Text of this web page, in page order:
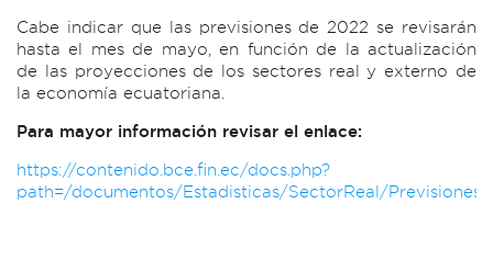
Cabe indicar que las previsiones de 2022 se revisarán
hasta el mes de mayo, en función de la actualización
de las proyecciones de los sectores real y externo de
la economía ecuatoriana.
Para mayor información revisar el enlace:
https://contenido.bce.fin.ec/docs.php?
path=/documentos/Estadisticas/SectorReal/Previsiones/